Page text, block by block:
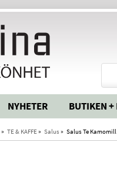
NYHETER BUTIKEN +
» TE & KAFFE » Salus» Salus Te